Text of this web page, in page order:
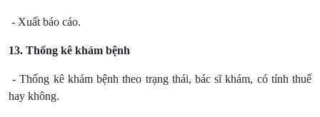
- Xuất báo cáo.
13. Thống kê khám bệnh
- Thống kê khám bệnh theo trạng thái, bác sĩ khám, có tính thuế
hay không.